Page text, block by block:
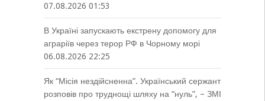
07.08.2026 01:53
В Україні запускають екстрену допомогу для
аграріїв через терор РФ в Чорному морі
06.08.2026 22:25
Як “Місія нездійсненна”. Український сержант
розповів про труднощі шляху на “нуль”, – ЗМІ